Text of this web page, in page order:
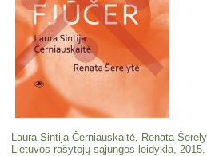
Laura Sintija Černiauskaitė, Renata
Lietuvos rašytojų sąjungos leidykla, 2015.